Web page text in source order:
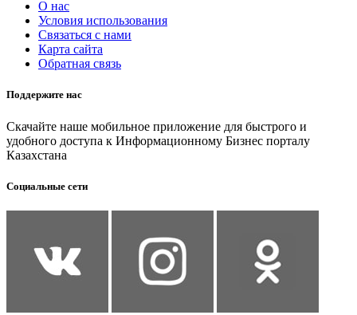
О нас
Условия использования
Связаться с нами
Карта сайта
Обратная связь
Поддержите нас
Скачайте наше мобильное приложение для быстрого и
удобного доступа к Информационному Бизнес порталу
Казахстана
Социальные сети